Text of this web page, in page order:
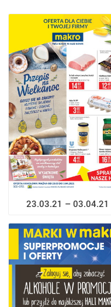
23.03.21 – 03.04.21